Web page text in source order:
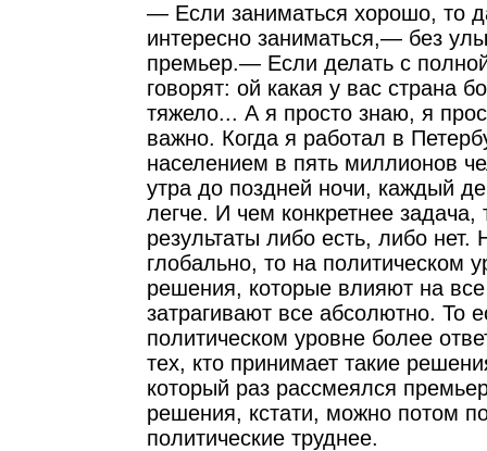
— Если заниматься хорошо, то
интересно заниматься,— без
премьер.— Если делать с
говорят: ой какая у вас страна
тяжело... А я просто знаю, я
важно. Когда я работал в
населением в пять миллионов
утра до поздней ночи, каждый
легче. И чем конкретнее
результаты либо есть, либо нет.
глобально, то на политическом
решения, которые влияют на
затрагивают все абсолютно. То
политическом уровне более
тех, кто принимает такие
который раз рассмеялся
решения, кстати, можно потом
политические труднее.